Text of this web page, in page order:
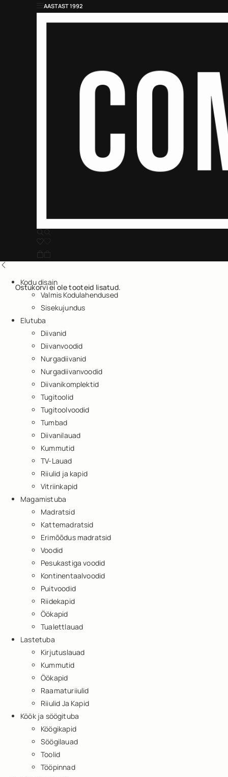
AASTAST 1992
Ostukorvi ei ole tooteid lisatud.
Kodu disain
Valmis Kodulahendused
Sisekujundus
Elutuba
Diivanid
Diivanvoodid
Nurgadiivanid
Nurgadiivanvoodid
Diivanikomplektid
Tugitoolid
Tugitoolvoodid
Tumbad
Diivanilauad
Kummutid
TV-Lauad
Riiulid ja kapid
Vitriinkapid
Magamistuba
Madratsid
Kattemadratsid
Erimõõdus madratsid
Voodid
Pesukastiga voodid
Kontinentaalvoodid
Puitvoodid
Riidekapid
Öökapid
Tualettlauad
Lastetuba
Kirjutuslauad
Kummutid
Öökapid
Raamaturiiulid
Riiulid Ja Kapid
Köök ja söögituba
Köögikapid
Söögilauad
Toolid
Tööpinnad